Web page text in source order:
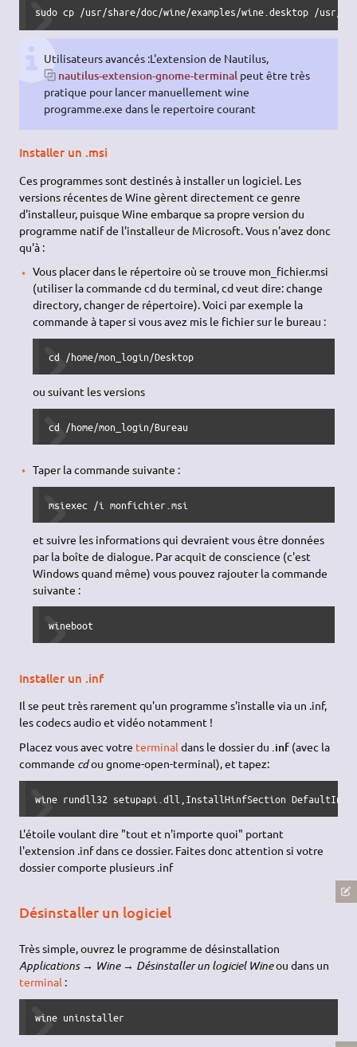
Plus de logiciels et de jeux facilement installables via
Association des exécutables avec Wine
Depuis 2010, les fichiers Exe ne sont plus exécutables par Wine
En effet cette possibilité incitait de nombreux utilisateurs a
reproduire le comportement sous Windows d'installer des
malwares à partir d'internet.
Si vous voulez réactiver cela en connaissance de cause, vous
pouvez effectuez cette commande :
sudo cp /usr/share/doc/wine/examples/wine.desktop /usr/
Utilisateurs avancés :L'extension de Nautilus,
nautilus-extension-gnome-terminal
programme.exe dans le repertoire courant
Installer un .msi
Ces programmes sont destinés à installer un logiciel. Les
d'installeur, puisque Wine embarque sa propre version du
programme natif de l'installeur de Microsoft. Vous n'avez donc
Vous placer dans le répertoire où se trouve mon_fichier.msi
(utiliser la commande cd du terminal, cd veut dire: change
directory, changer de répertoire). Voici par exemple la
commande à taper si vous avez mis le fichier sur le bureau :
ou suivant les versions
cd /home/mon_login/Bureau
Taper la commande suivante :
msiexec /i monfichier.msi
et suivre les informations qui devraient vous être données
Windows quand même) vous pouvez rajouter la commande
suivante :
Il se peut très rarement qu'un programme s'installe via un .inf,
les codecs audio et vidéo notamment !
Placez vous avec votreterminaldans le dossier du.inf(avec la
commandecdou gnome-open-terminal), et tapez: